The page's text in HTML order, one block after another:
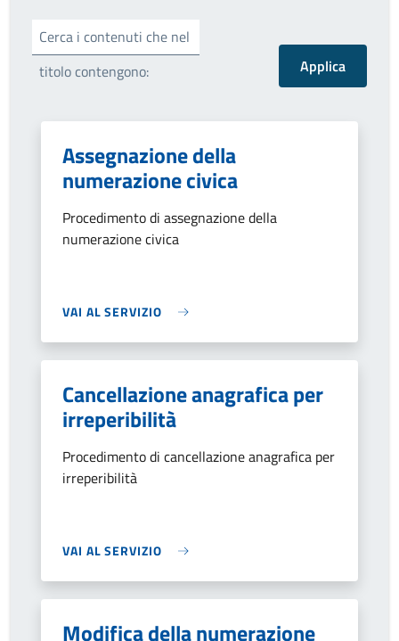
Cerca i contenuti che nel
titolo contengono:
Assegnazione della
numerazione civica
Procedimento di assegnazione della
numerazione civica
VAI AL SERVIZIO
Cancellazione anagrafica per
irreperibilità
Procedimento di cancellazione anagrafica per
irreperibilità
VAI AL SERVIZIO
Modifica della numerazione